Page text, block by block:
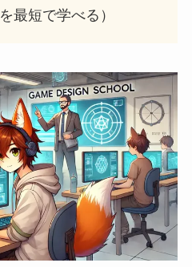
最短で学べる）